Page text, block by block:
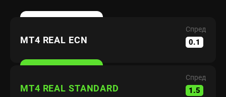
MT4 REAL ECN
Спред
0.1
MT4 REAL STANDARD
Спред
1.5